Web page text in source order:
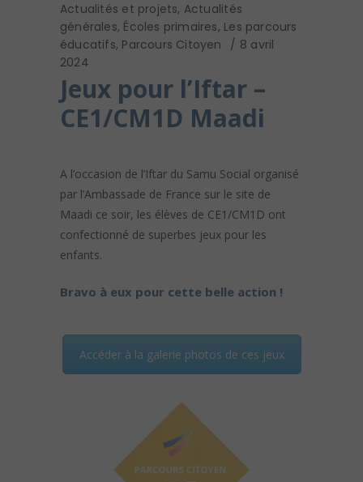
Actualités et projets, Actualités
générales, Écoles primaires, Les parcours
éducatifs, Parcours Citoyen
8 avril
2024
Jeux pour l’Iftar –
CE1/CM1D Maadi
A l’occasion de l’Iftar du Samu Social organisé
par l’Ambassade de France sur le site de
Maadi ce soir, les élèves de CE1/CM1D ont
confectionné de superbes jeux pour les
enfants.
Bravo à eux pour cette belle action !
Accéder à la galerie photos de ces jeux